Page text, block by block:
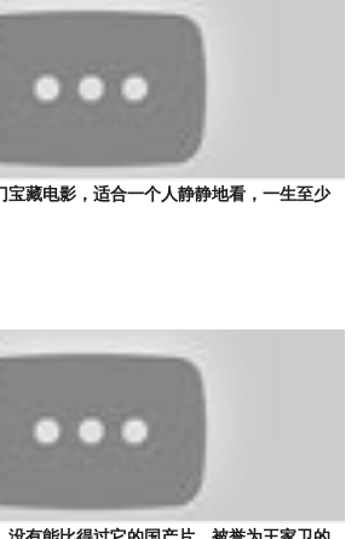
宝藏电影，适合一个人静静地看，一生至少